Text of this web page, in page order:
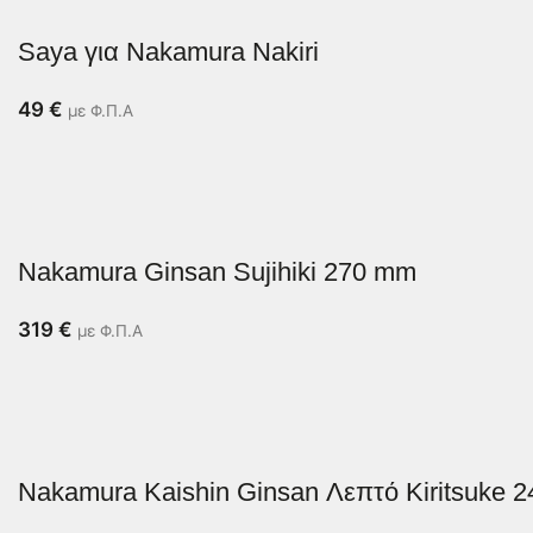
Saya για Nakamura Nakiri
49 € με Φ.Π.Α
Nakamura Ginsan Sujihiki 270 mm
319 € με Φ.Π.Α
Nakamura Kaishin Ginsan Λεπτό Kiritsuke